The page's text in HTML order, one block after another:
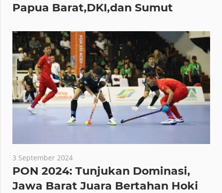
Papua Barat,DKI,dan Sumut
3 September 2024
PON 2024: Tunjukan Dominasi,
Jawa Barat Juara Bertahan Hoki